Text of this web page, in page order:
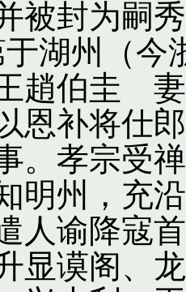
被封为嗣
于湖州（今
趙伯圭 妻
恩补将仕
。孝宗受
明州，充
人谕降寇
显谟阁、